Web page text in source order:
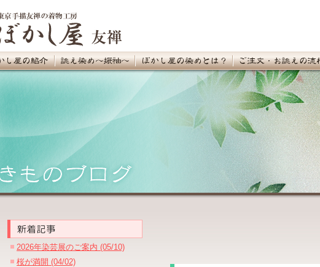
2026年染芸展のご案内 (05/10)
桜が満開 (04/02)